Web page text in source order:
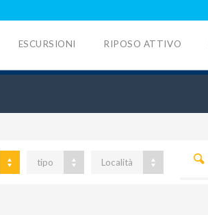
ESCURSIONI RIPOSO ATTIVO
tipo Località